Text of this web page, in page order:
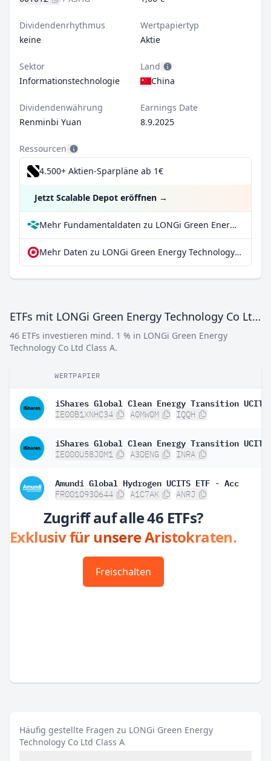
Dividendenrhythmus
keine
Wertpapiertyp
Aktie
Sektor
Informationstechnologie
Land
China
Dividendenwährung
Renminbi Yuan
Earnings Date
8.9.2025
Ressourcen
4.500+ Aktien-Sparpläne ab 1€
Jetzt Scalable Depot eröffnen →
Mehr Fundamentaldaten zu LONGi Green Energy Technology Co Ltd Class A bei Parqet
Mehr Daten zu LONGi Green Energy Technology Co Ltd Class A bei extraETF
ETFs mit LONGi Green Energy Technology Co Ltd Class A
46 ETFs investieren mind. 1 % in LONGi Green Energy
Technology Co Ltd Class A.
WERTPAPIER
IE00B1XNHC34 A0MW0M IQQH
IE000U58J0M1 A3DENG INRA
Amundi Global Hydrogen UCITS ETF - Acc
FR0010930644 A1C7AK ANRJ
Zugriff auf alle 46 ETFs?
Exklusiv für unsere Aristokraten.
Freischalten
Häufig gestellte Fragen zu LONGi Green Energy
Technology Co Ltd Class A